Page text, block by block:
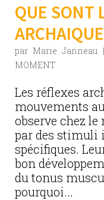
QUE SONT
par Marie Janneau |
MOMENT
Les réflexes
mouvements
observe chez
par des stimuli
spécifiques.
bon
du tonus
pourquoi...